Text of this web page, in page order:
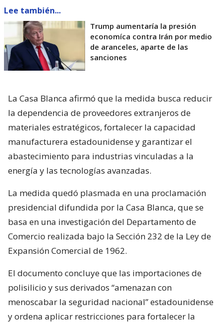
Lee también...
Trump aumentaría la presión
economíca contra Irán por medio
de aranceles, aparte de las
sanciones
La Casa Blanca afirmó que la medida busca reducir
la dependencia de proveedores extranjeros de
materiales estratégicos, fortalecer la capacidad
manufacturera estadounidense y garantizar el
abastecimiento para industrias vinculadas a la
energía y las tecnologías avanzadas.
La medida quedó plasmada en una proclamación
presidencial difundida por la Casa Blanca, que se
basa en una investigación del Departamento de
Comercio realizada bajo la Sección 232 de la Ley de
Expansión Comercial de 1962.
El documento concluye que las importaciones de
polisilicio y sus derivados “amenazan con
menoscabar la seguridad nacional” estadounidense
y ordena aplicar restricciones para fortalecer la